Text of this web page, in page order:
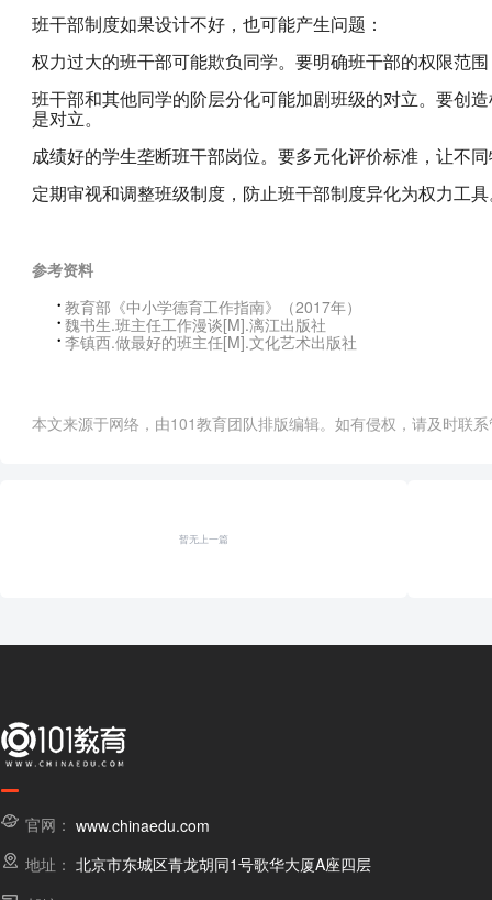
班干部制度如果设计不好，也可能产生问题：
权力过大的班干部可能欺负同学。要明确班干部的权限范
班干部和其他同学的阶层分化可能加剧班级的对立。要创
是对立。
成绩好的学生垄断班干部岗位。要多元化评价标准，让不
定期审视和调整班级制度，防止班干部制度异化为权力工
参考资料
教育部《中小学德育工作指南》（2017年）
魏书生.班主任工作漫谈[M].漓江出版社
李镇西.做最好的班主任[M].文化艺术出版社
本文来源于网络，由101教育团队排版编辑。如有侵权，请及时联
暂无上一篇
官网： www.chinaedu.com
地址： 北京市东城区青龙胡同1号歌华大厦A座四层